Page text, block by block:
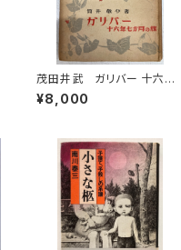
茂田井武 ガリバー 十六年
七か月の旅 筒井敬介 大
雅堂世界少年文学選集 昭
¥8,000